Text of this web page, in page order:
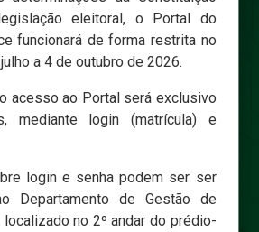
minha senha
eleitoral, o Portal do
funcionará de forma restrita no
a 4 de outubro de 2026.
acesso ao Portal será exclusivo
mediante login (matrícula) e
login e senha podem ser ser
Departamento de Gestão de
no 2º andar do prédio-